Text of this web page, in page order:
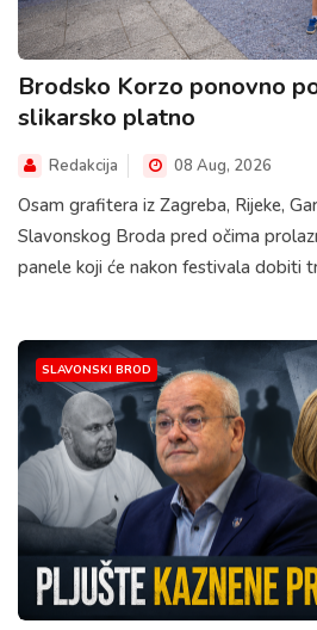
Brodsko Korzo ponovno
slikarsko platno
Redakcija 08 Aug, 2026
Osam grafitera iz Zagreba, Rijeke,
Slavonskog Broda pred očima
panele koji će nakon festivala dobiti
SLAVONSKI BROD